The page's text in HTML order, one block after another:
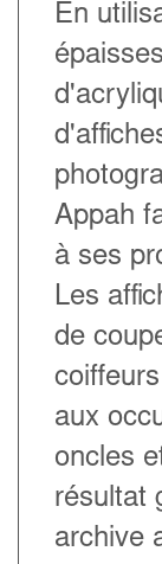
En
Appah
à ses
Les
de
aux
oncles
résultat
archive